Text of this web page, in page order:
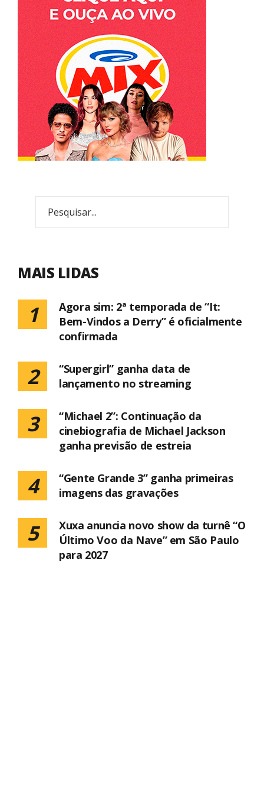
MAIS LIDAS
1
Agora sim: 2ª temporada de “It:
Bem-Vindos a Derry” é oficialmente
confirmada
2
“Supergirl” ganha data de
lançamento no streaming
3
“Michael 2”: Continuação da
cinebiografia de Michael Jackson
ganha previsão de estreia
4
“Gente Grande 3” ganha primeiras
imagens das gravações
5
Xuxa anuncia novo show da turnê “O
Último Voo da Nave” em São Paulo
para 2027